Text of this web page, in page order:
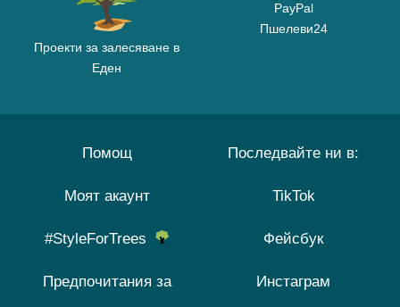
Проекти за залесяване в
Еден
PayPal
Пшелеви24
Помощ
Моят акаунт
#StyleForTrees
Предпочитания за
Последвайте ни в:
TikTok
Фейсбук
Инстаграм